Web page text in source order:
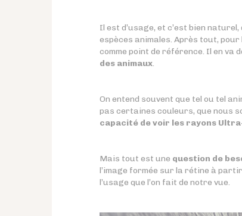
Il est d’usage, et c’est bien
espèces animales. Après tout,
comme point de référence. Il en va
des animaux.
On entend souvent que tel ou tel
pas certaines couleurs, que nous
capacité de voir les rayons
Mais tout est une question de
l’image formée sur la rétine à
l’usage que l’on fait de notre vue.